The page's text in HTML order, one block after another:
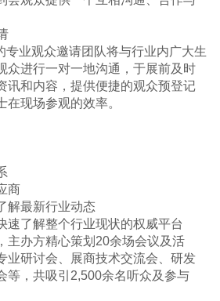
专业观众邀请团队将与行业内广大生
众进行一对一地沟通，于展前及时
讯和内容，提供便捷的观众预登记
在现场参观的效率。
商
解最新行业动态
速了解整个行业现状的权威平台
主办方精心策划20余场会议及活
业研讨会、展商技术交流会、研发
等，共吸引2,500余名听众及参与